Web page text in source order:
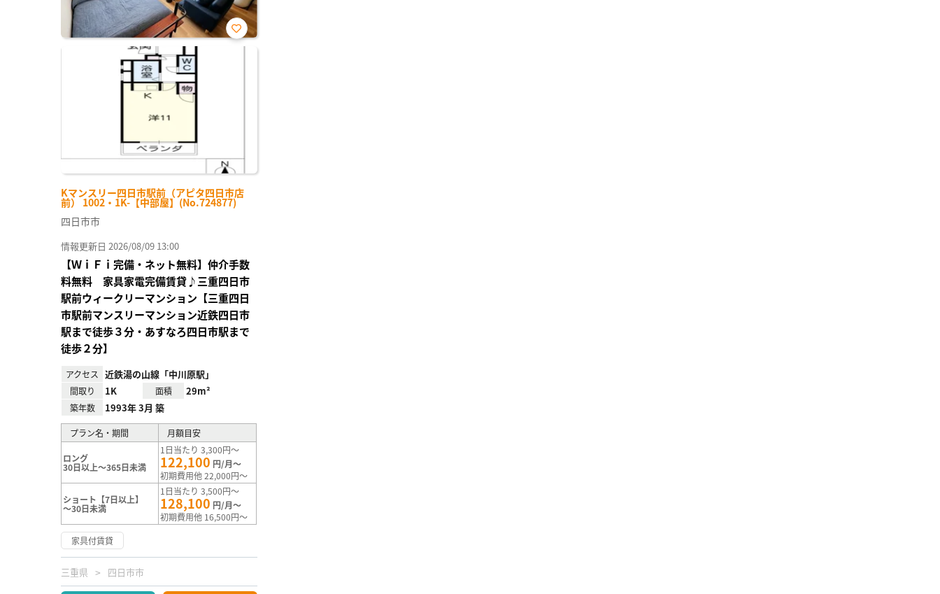
Kマンスリー四日市駅前（アピタ四日市店
前） 1002・1K-【中部屋】(No.724877)
お気
四日市市
情報更新日 2026/08/09 13:00
【ＷｉＦｉ完備・ネット無料】仲介手数
料無料 家具家電完備賃貸♪三重四日市
駅前ウィークリーマンション【三重四日
市駅前マンスリーマンション近鉄四日市
駅まで徒歩３分・あすなろ四日市駅まで
徒歩２分】
アクセス 近鉄湯の山線「中川原駅」
間取り 1K 面積 29m²
築年数 1993年 3月 築
プラン名・期間 月額目安
ロング
30日以上～365日未満
1日当たり 3,300円～
122,100 円/月～
初期費用他 22,000円～
ショート【7日以上】
～30日未満
1日当たり 3,500円～
128,100 円/月～
初期費用他 16,500円～
家具付賃貸
三重県 四日市市